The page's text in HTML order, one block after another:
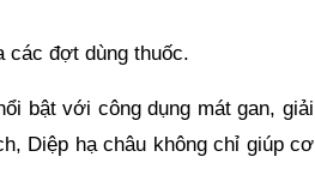
các đợt dùng thuốc.
bật với công dụng mát gan, giải
Diệp hạ châu không chỉ giúp cơ